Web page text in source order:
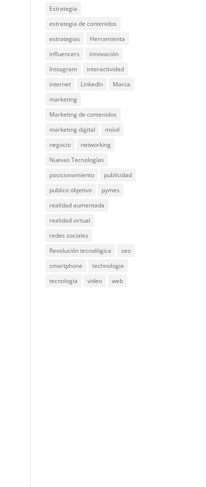
Estrategia
estrategia de contenidos
estrategias
Herramienta
influencers
innovación
Instagram
interactividad
internet
LinkedIn
Marca
marketing
Marketing de contenidos
marketing digital
móvil
negocio
networking
Nuevas Tecnologías
posicionamiento
publicidad
publico objetivo
pymes
realidad aumentada
realidad virtual
redes sociales
Revolución tecnológica
seo
smartphone
technologie
tecnología
video web